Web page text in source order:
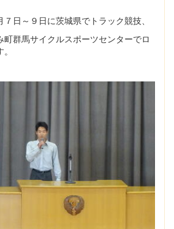
日～９日に茨城県でトラック競技、
町群馬サイクルスポーツセンターでロ